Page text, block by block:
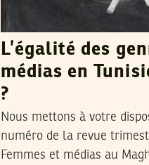
L’égalité des
médias en
?
Nous mettons à votre
numéro de la revue
Femmes et médias au